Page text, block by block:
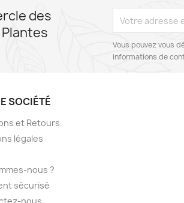
des
Vous pouvez vous
informations de
SOCIÉTÉ
et Retours
légales
nous ?
sécurisé